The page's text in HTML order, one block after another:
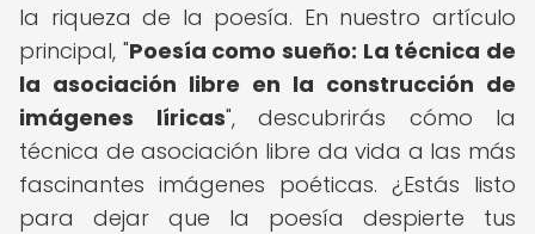
la riqueza de la poesía. En nuestro artículo
principal, "Poesía como sueño: La técnica de
la asociación libre en la construcción de
imágenes líricas", descubrirás cómo la
técnica de asociación libre da vida a las más
fascinantes imágenes poéticas. ¿Estás listo
para dejar que la poesía despierte tus